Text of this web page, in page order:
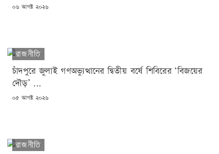
POSTED
০৬ আগষ্ট ২০২৬
রাজনীতি
চাঁদপুরে জুলাই গণঅভ্যুত্থানের দ্বিতীয় বর্ষে শিবিরের ‘বিজয়ের
দৌড়’ ...
POSTED
০৫ আগষ্ট ২০২৬
রাজনীতি